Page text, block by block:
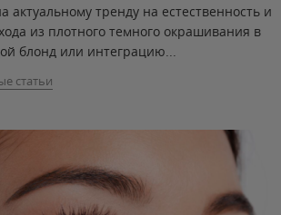
актуальному тренду на естественность и
из плотного темного окрашивания в
блонд или интеграцию...
статьи